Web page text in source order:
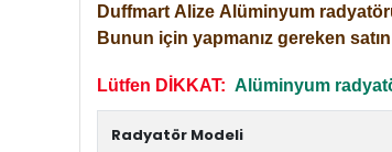
Duffmart Alize Alüminyum
Bunun için yapmanız gereken
Lütfen DİKKAT: Alüminyum
Radyatör Modeli